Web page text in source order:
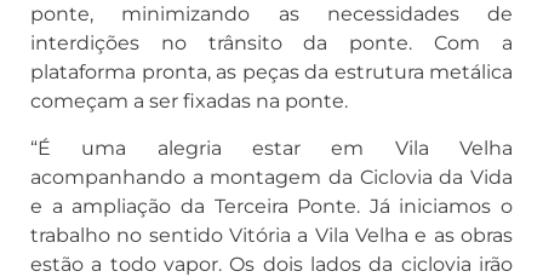
ponte, minimizando as necessidades de
interdições no trânsito da ponte. Com a
plataforma pronta, as peças da estrutura metálica
começam a ser fixadas na ponte.
“É uma alegria estar em Vila Velha
acompanhando a montagem da Ciclovia da Vida
e a ampliação da Terceira Ponte. Já iniciamos o
trabalho no sentido Vitória a Vila Velha e as obras
estão a todo vapor. Os dois lados da ciclovia irão